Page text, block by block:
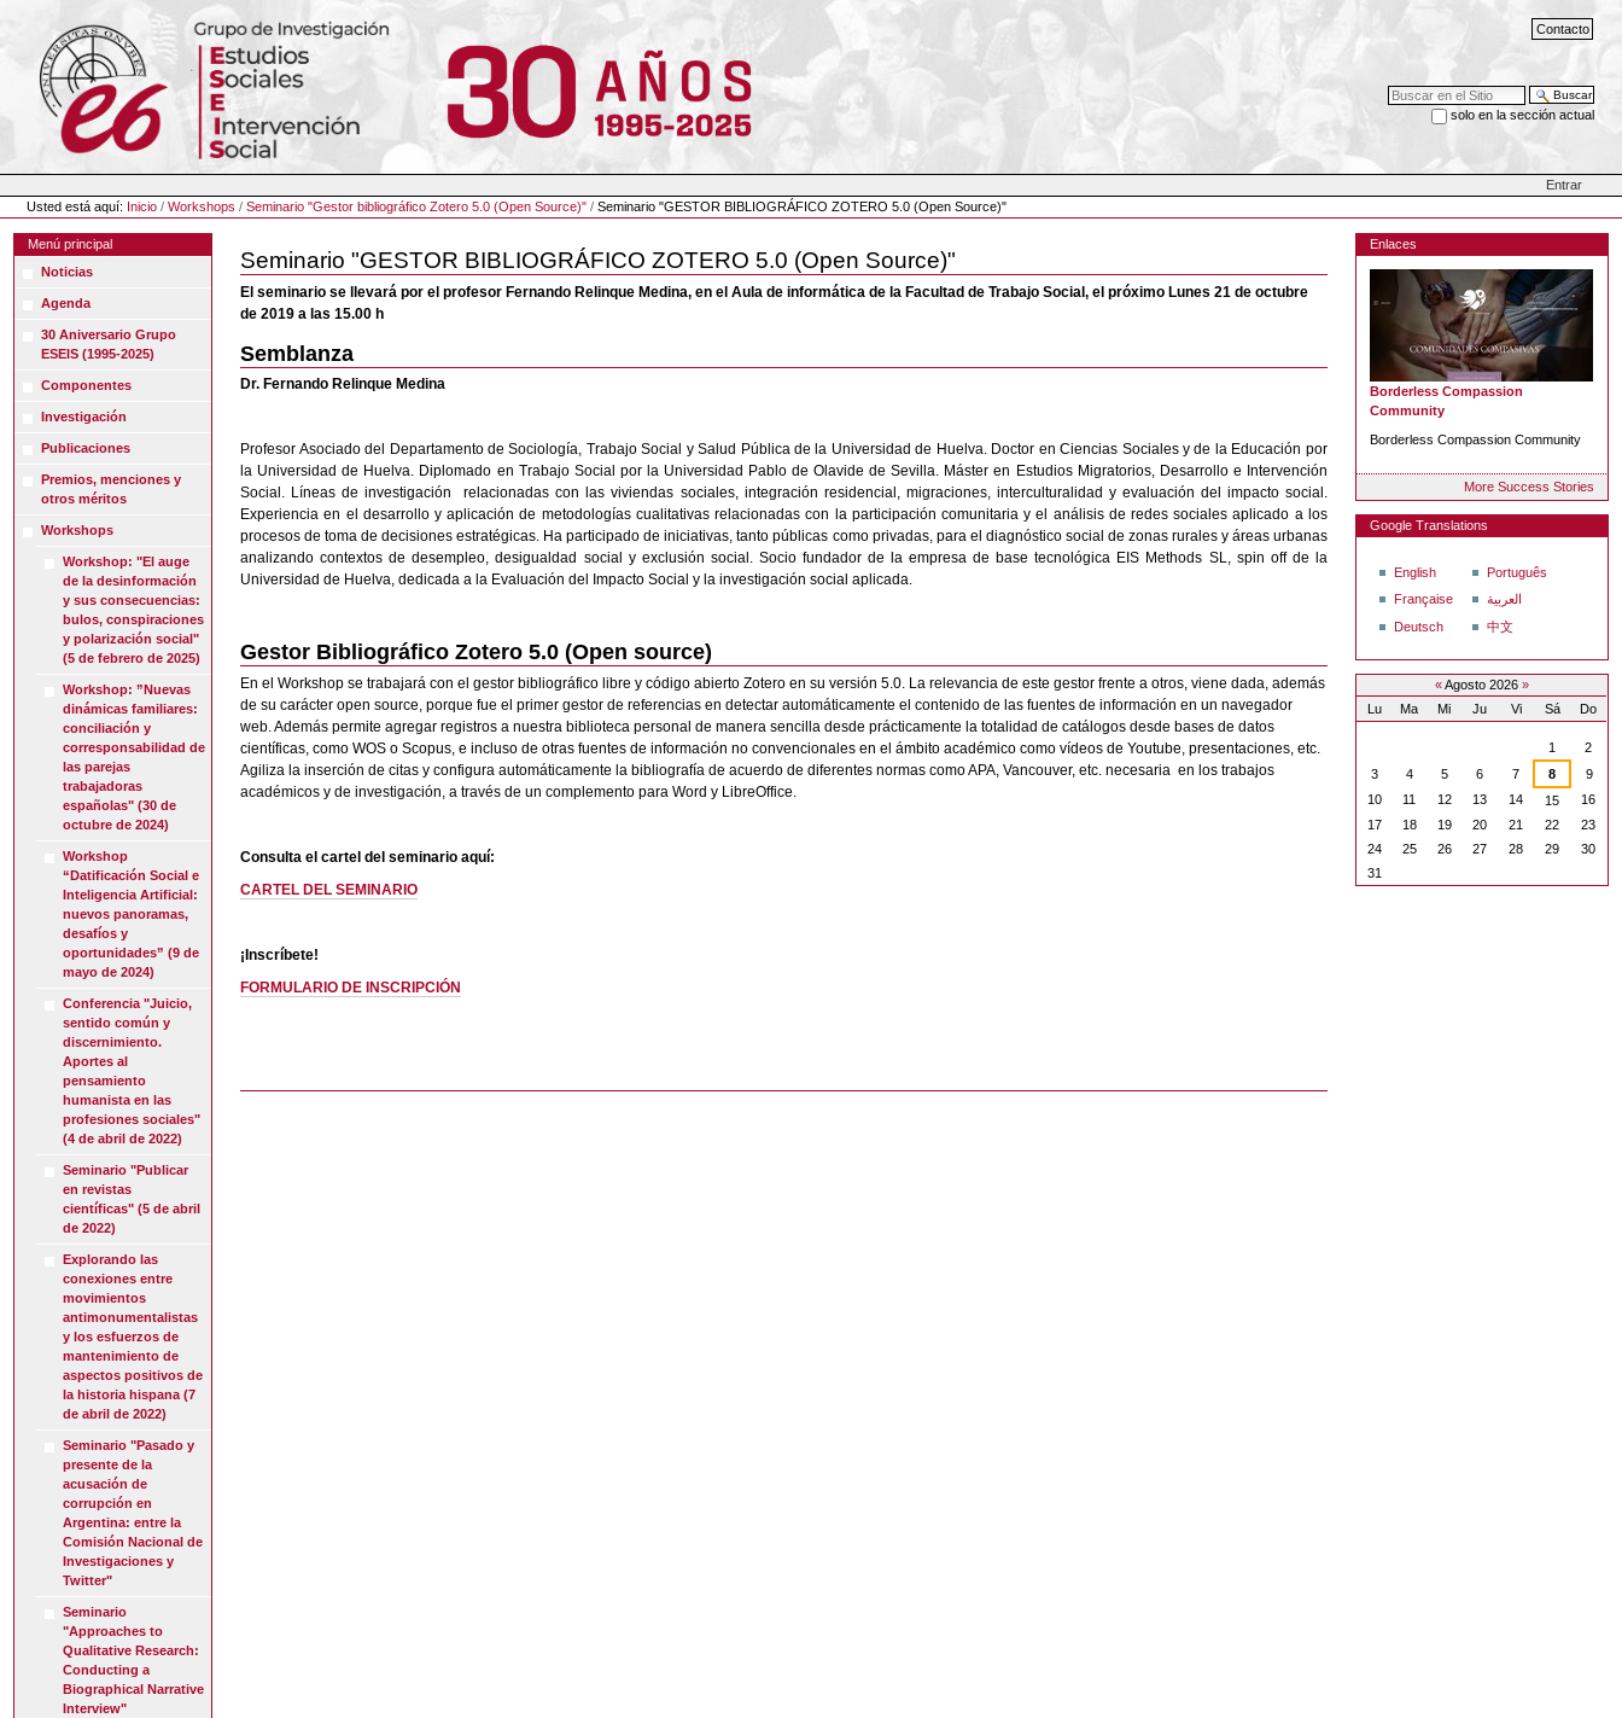
contenido.
navegación
Contacto
Buscar
solo en la sección actual
Herramientas
Personales
Entrar
Usted está aquí: Inicio /Workshops /Seminario "Gestor bibliográfico Zotero 5.0 (Open Source)" /Seminario "GESTOR BIBLIOGRÁFICO ZOTERO 5.0 (Open Source)"
Menú principal
Noticias
Agenda
30 Aniversario Grupo
ESEIS (1995-2025)
Componentes
Investigación
Publicaciones
Premios, menciones y
otros méritos
Workshops
Workshop: "El auge
de la desinformación
y sus consecuencias:
bulos, conspiraciones
y polarización social"
(5 de febrero de 2025)
Workshop: ”Nuevas
dinámicas familiares:
conciliación y
corresponsabilidad de
las parejas
trabajadoras
españolas" (30 de
octubre de 2024)
Workshop
“Datificación Social e
Inteligencia Artificial:
nuevos panoramas,
desafíos y
oportunidades” (9 de
mayo de 2024)
Conferencia "Juicio,
sentido común y
discernimiento.
Aportes al
pensamiento
humanista en las
profesiones sociales"
(4 de abril de 2022)
Seminario "Publicar
en revistas
científicas" (5 de abril
de 2022)
Explorando las
conexiones entre
movimientos
antimonumentalistas
y los esfuerzos de
mantenimiento de
aspectos positivos de
la historia hispana (7
de abril de 2022)
Seminario "Pasado y
presente de la
acusación de
corrupción en
Argentina: entre la
Comisión Nacional de
Investigaciones y
Twitter"
Seminario
"Approaches to
Qualitative Research:
Conducting a
Biographical Narrative
Interview"
Seminario "GESTOR BIBLIOGRÁFICO ZOTERO 5.0 (Open Source)"
El seminario se llevará por el profesor Fernando Relinque Medina, en el Aula de informática de la Facultad de Trabajo Social, el próximo Lunes 21 de octubre
de 2019 a las 15.00 h
Semblanza
Dr. Fernando Relinque Medina
Profesor Asociado del Departamento de Sociología, Trabajo Social y Salud Pública de la Universidad de Huelva. Doctor en Ciencias Sociales y de la Educación por
la Universidad de Huelva. Diplomado en Trabajo Social por la Universidad Pablo de Olavide de Sevilla. Máster en Estudios Migratorios, Desarrollo e Intervención
Social. Líneas de investigación relacionadas con las viviendas sociales, integración residencial, migraciones, interculturalidad y evaluación del impacto social.
Experiencia en el desarrollo y aplicación de metodologías cualitativas relacionadas con la participación comunitaria y el análisis de redes sociales aplicado a los
procesos de toma de decisiones estratégicas. Ha participado de iniciativas, tanto públicas como privadas, para el diagnóstico social de zonas rurales y áreas urbanas
analizando contextos de desempleo, desigualdad social y exclusión social. Socio fundador de la empresa de base tecnológica EIS Methods SL, spin off de la
Universidad de Huelva, dedicada a la Evaluación del Impacto Social y la investigación social aplicada.
Gestor Bibliográfico Zotero 5.0 (Open source)
En el Workshop se trabajará con el gestor bibliográfico libre y código abierto Zotero en su versión 5.0. La relevancia de este gestor frente a otros, viene dada, además
de su carácter open source, porque fue el primer gestor de referencias en detectar automáticamente el contenido de las fuentes de información en un navegador
web. Además permite agregar registros a nuestra biblioteca personal de manera sencilla desde prácticamente la totalidad de catálogos desde bases de datos
científicas, como WOS o Scopus, e incluso de otras fuentes de información no convencionales en el ámbito académico como vídeos de Youtube, presentaciones, etc.
Agiliza la inserción de citas y configura automáticamente la bibliografía de acuerdo de diferentes normas como APA, Vancouver, etc. necesaria en los trabajos
académicos y de investigación, a través de un complemento para Word y LibreOffice.
Consulta el cartel del seminario aquí:
CARTEL DEL SEMINARIO
¡Inscríbete!
FORMULARIO DE INSCRIPCIÓN
Enlaces
Borderless Compassion
Community
Borderless Compassion Community
More Success Stories
Google Translations
English
Française
Deutsch
Português
العربية
中文
«Agosto 2026 »
Lu Ma Mi Ju Vi Sá Do
1
2
3
4 5 6 7 8
9
10
11 12 13 14 15
16
17
18 19 20 21 22
23
24
25 26 27 28 29
30
31